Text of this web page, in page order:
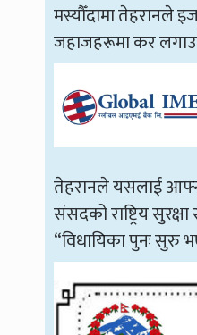
मस्यौँदामा तेहरानले
जहाजहरूमा कर
तेहरानले यसलाई
संसदको राष्ट्रिय
“विधायिका पुनः सुरु